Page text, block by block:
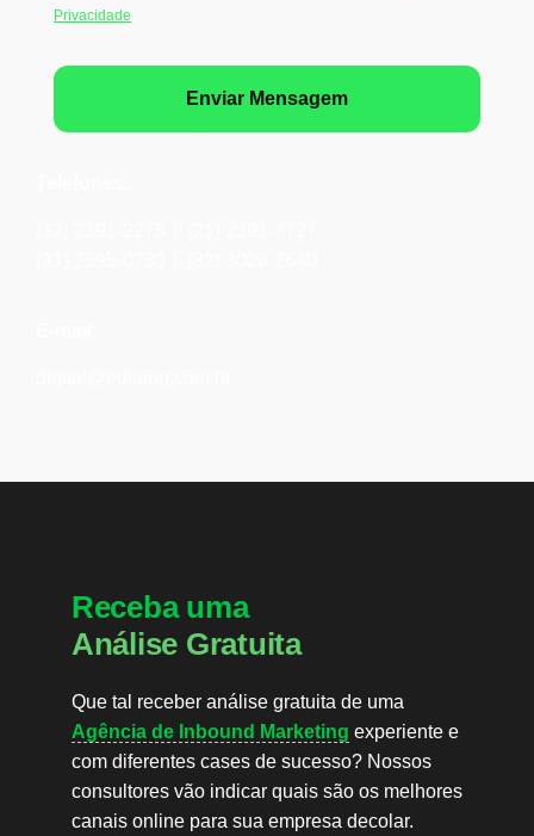
Privacidade
Enviar Mensagem
Receba uma
Análise Gratuita
Que tal receber análise gratuita de uma
Agência de Inbound Marketing experiente e
com diferentes cases de sucesso? Nossos
consultores vão indicar quais são os melhores
canais online para sua empresa decolar.